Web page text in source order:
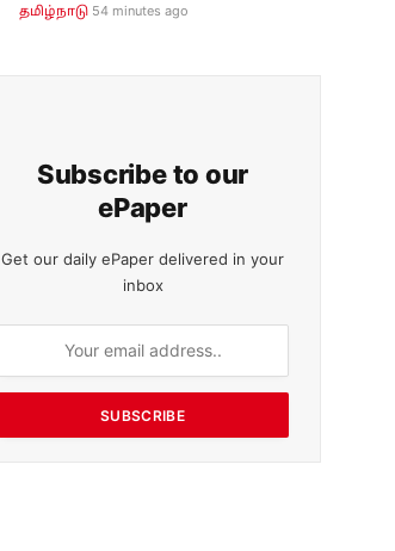
தமிழ்நாடு 54 minutes ago
Subscribe to our
ePaper
Get our daily ePaper delivered in your
inbox
SUBSCRIBE